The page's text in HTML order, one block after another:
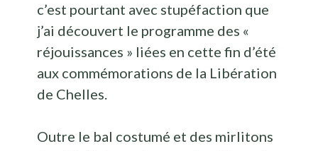
c’est pourtant avec stupéfaction que
j’ai découvert le programme des «
réjouissances » liées en cette fin d’été
aux commémorations de la Libération
de Chelles.
Outre le bal costumé et des mirlitons